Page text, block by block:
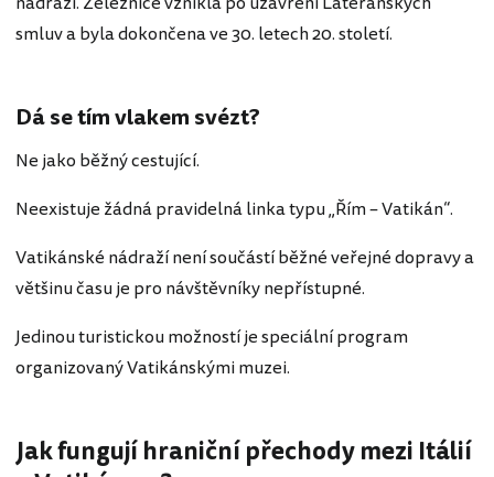
smluv a byla dokončena ve 30. letech 20. století.
Dá se tím vlakem svézt?
Ne jako běžný cestující.
Neexistuje žádná pravidelná linka typu „Řím – Vatikán“.
Vatikánské nádraží není součástí běžné veřejné dopravy a
většinu času je pro návštěvníky nepřístupné.
Jedinou turistickou možností je speciální program
organizovaný Vatikánskými muzei.
Jak fungují hraniční přechody mezi Itálií